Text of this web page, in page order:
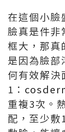
在這個小臉
臉真是件非
框大，那真
是因為臉部
何有效解
1：
重複3次。
配，至少